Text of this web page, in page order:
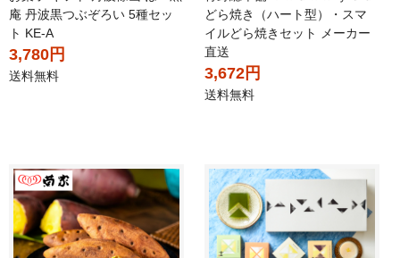
庵 丹波黒つぶぞろい 5種セッ
ト KE-A
3,780円
送料無料
どら焼き（ハート型）・スマ
イルどら焼きセット メーカー
直送
3,672円
送料無料